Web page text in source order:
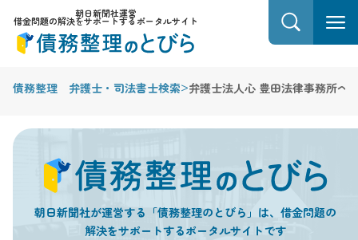
朝日新聞社運営
借金問題の解決をサポートするポータルサイト
債務整理 弁護士・司法書士検索>弁護士法人心 豊田法律事務所へ
朝日新聞社が運営する「債務整理のとびら」は、借金問題の
解決をサポートするポータルサイトです